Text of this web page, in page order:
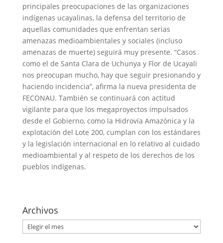
principales preocupaciones de las organizaciones
indígenas ucayalinas, la defensa del territorio de
aquellas comunidades que enfrentan serias
amenazas medioambientales y sociales (incluso
amenazas de muerte) seguirá muy presente. “Casos
como el de Santa Clara de Uchunya y Flor de Ucayali
nos preocupan mucho, hay que seguir presionando y
haciendo incidencia”, afirma la nueva presidenta de
FECONAU. También se continuará con actitud
vigilante para que los megaproyectos impulsados
desde el Gobierno, como la Hidrovía Amazónica y la
explotación del Lote 200, cumplan con los estándares
y la legislación internacional en lo relativo al cuidado
medioambiental y al respeto de los derechos de los
pueblos indígenas.
Archivos
Archivos